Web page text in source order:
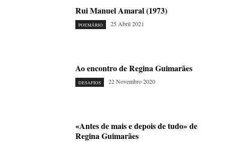
Rui Manuel Amaral (1973)
POEMÁRIO 25 Abril 2021
Ao encontro de Regina Guimarães
DESAFIOS 22 Novembro 2020
«Antes de mais e depois de tudo» de
Regina Guimarães